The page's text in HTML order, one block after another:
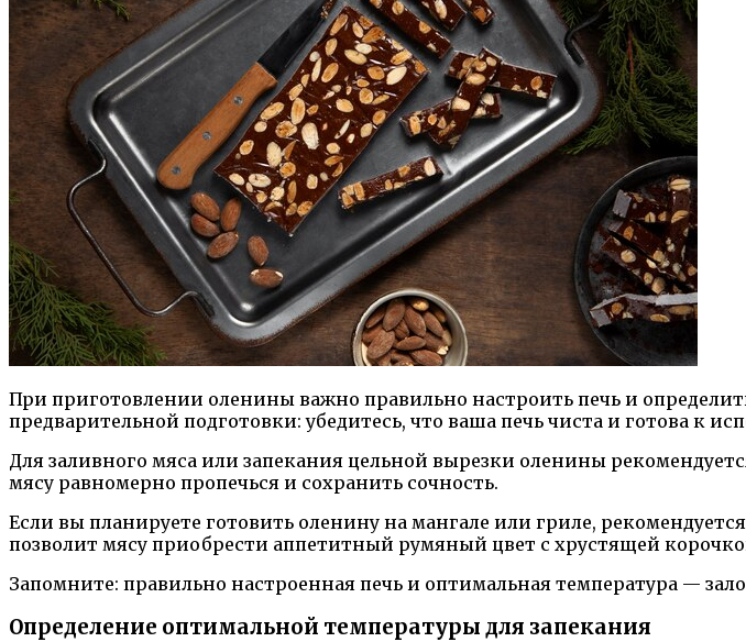
При приготовлении оленины важно правильно настроить печь и
предварительной подготовки: убедитесь, что ваша печь чиста и готова к
Для заливного мяса или запекания цельной вырезки оленины
мясу равномерно пропечься и сохранить сочность.
Если вы планируете готовить оленину на мангале или гриле,
позволит мясу приобрести аппетитный румяный цвет с хрустящей
Запомните: правильно настроенная печь и оптимальная температура —
Определение оптимальной температуры для запекания